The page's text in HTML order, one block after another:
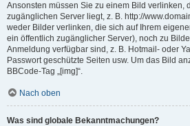
Ansonsten müssen Sie zu einem Bild verlinken,
zugänglichen Server liegt, z. B. http://
weder Bilder verlinken, die sich auf Ihrem
ein öffentlich zugänglicher Server), noch zu
Anmeldung verfügbar sind, z. B. Hotmail- oder
Passwort geschützte Seiten usw. Um das Bild
BBCode-Tag „[img]“.
Nach oben
Was sind globale Bekanntmachungen?